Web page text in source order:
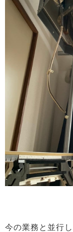
今の業務と並行